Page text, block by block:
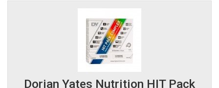
Dorian Yates Nutrition HIT Pack